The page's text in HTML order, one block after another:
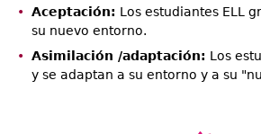
Aceptación: Los estudiantes ELL
su nuevo entorno.
Asimilación /adaptación: Los
y se adaptan a su entorno y a su